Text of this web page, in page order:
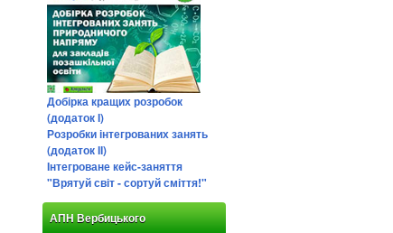
Добірка кращих розробок
(додаток І)
Розробки інтегрованих занять
(додаток ІІ)
Інтегроване кейс-заняття
"Врятуй світ - сортуй сміття!"
АПН Вербицького